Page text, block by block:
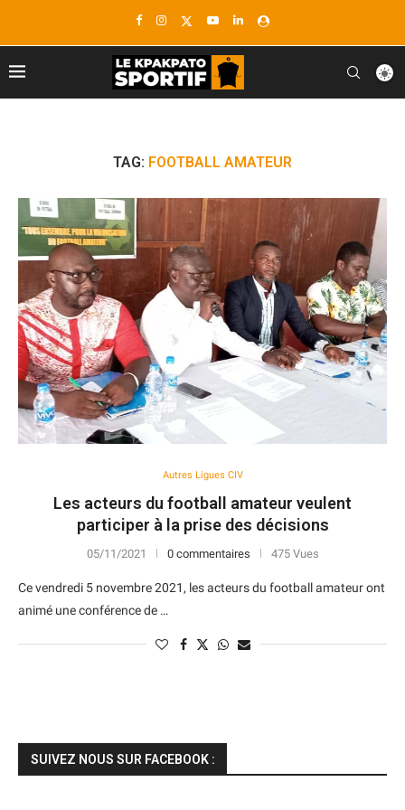
TAG: FOOTBALL AMATEUR
Autres Ligues CIV
Les acteurs du football amateur veulent
participer à la prise des décisions
05/11/2021 0 commentaires 475 Vues
Ce vendredi 5 novembre 2021, les acteurs du football amateur ont
animé une conférence de …
SUIVEZ NOUS SUR FACEBOOK :